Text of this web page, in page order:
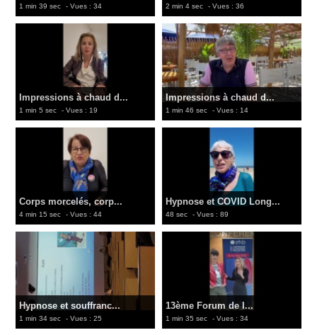
1 min 39 sec - Vues : 34 2 min 4 sec - Vues : 36
Impressions à chaud d...
1 min 5 sec - Vues : 19
Impressions à chaud d...
1 min 46 sec - Vues : 14
Corps morcelés, corp...
4 min 15 sec - Vues : 44
Hypnose et COVID Long...
48 sec - Vues : 89
Hypnose et souffranc...
1 min 34 sec - Vues : 25
13ème Forum de l...
1 min 35 sec - Vues : 34